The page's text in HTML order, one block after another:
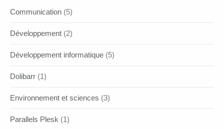
Communication (5)
Développement (2)
Développement informatique (5)
Dolibarr (1)
Environnement et sciences (3)
Parallels Plesk (1)